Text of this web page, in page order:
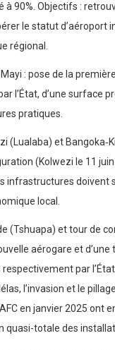
à 90%. Objectifs :
le statut d’aéroport
régional.
: pose de la
l’État, d’une surface
pratiques.
(Lualaba) et
(Kolwezi le 11
infrastructures doivent
local.
(Tshuapa) et tour de
aérogare et d’une
par
l’invasion et le
en janvier 2025 ont
quasi-totale des